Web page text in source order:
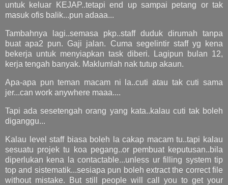
untuk keluar KEJAP..tetapi end up sampai petang or tak
masuk ofis balik...pun adaaa...
Tambahnya lagi..semasa pkp..staff duduk dirumah tanpa
buat apa2 pun. Gaji jalan. Cuma segelintir staff yg kena
bekerja untuk menyiapkan task diberi. Lagipun bulan 12,
kerja tengah banyak. Maklumlah nak tutup akaun.
Apa-apa pun teman macam ni la..cuti atau tak cuti sama
jer...can work anywhere maaa....
Tapi ada sesetengah orang yang kata..kalau cuti tak boleh
diganggu...
Kalau level staff biasa boleh la cakap macam tu..tapi kalau
sesuatu projek tu koa pegang..or pembuat keputusan..bila
diperlukan kena la contactable...unless ur filling system tip
top and sistematik...sesiapa pun boleh extract the correct file
without mistake. But still people will call you to get your